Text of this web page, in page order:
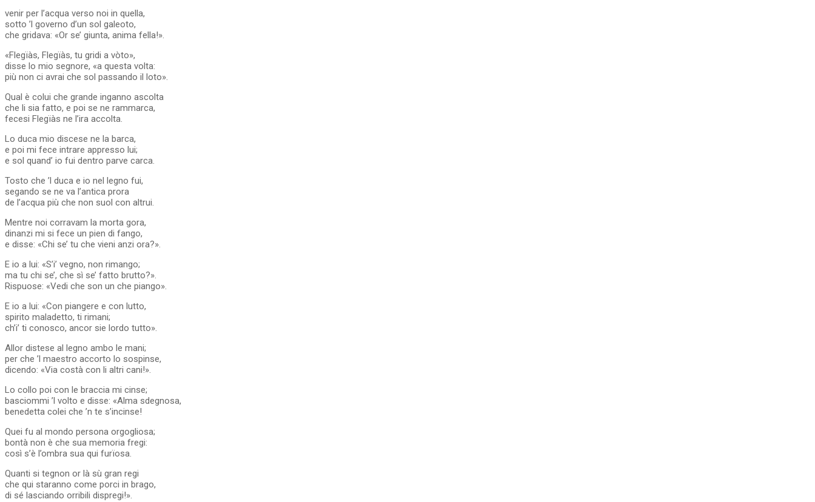
venir per l’acqua verso noi in quella,
sotto ’l governo d’un sol galeoto,
che gridava: «Or se’ giunta, anima fella!».
«Flegïàs, Flegïàs, tu gridi a vòto»,
disse lo mio segnore, «a questa volta:
più non ci avrai che sol passando il loto».
Qual è colui che grande inganno ascolta
che li sia fatto, e poi se ne rammarca,
fecesi Flegïàs ne l’ira accolta.
Lo duca mio discese ne la barca,
e poi mi fece intrare appresso lui;
e sol quand’ io fui dentro parve carca.
Tosto che ’l duca e io nel legno fui,
segando se ne va l’antica prora
de l’acqua più che non suol con altrui.
Mentre noi corravam la morta gora,
dinanzi mi si fece un pien di fango,
e disse: «Chi se’ tu che vieni anzi ora?».
E io a lui: «S’i’ vegno, non rimango;
ma tu chi se’, che sì se’ fatto brutto?».
Rispuose: «Vedi che son un che piango».
E io a lui: «Con piangere e con lutto,
spirito maladetto, ti rimani;
ch’i’ ti conosco, ancor sie lordo tutto».
Allor distese al legno ambo le mani;
per che ’l maestro accorto lo sospinse,
dicendo: «Via costà con li altri cani!».
Lo collo poi con le braccia mi cinse;
basciommi ’l volto e disse: «Alma sdegnosa,
benedetta colei che ’n te s’incinse!
Quei fu al mondo persona orgogliosa;
bontà non è che sua memoria fregi:
così s’è l’ombra sua qui furïosa.
Quanti si tegnon or là sù gran regi
che qui staranno come porci in brago,
di sé lasciando orribili dispregi!».